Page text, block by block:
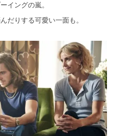
イングの嵐。
だりする可愛い一面も。